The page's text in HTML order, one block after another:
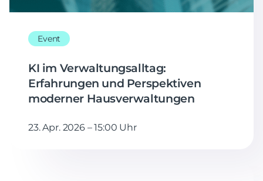
Event
KI im Verwaltungsalltag:
Erfahrungen und Perspektiven
moderner Hausverwaltungen
23. Apr. 2026 – 15:00 Uhr